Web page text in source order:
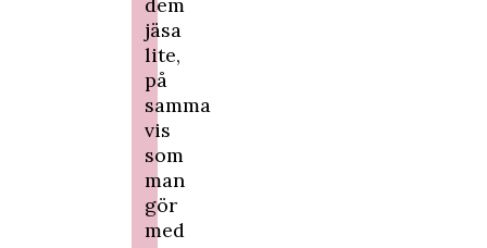
dem
jäsa
lite,
på
samma
vis
som
man
gör
med